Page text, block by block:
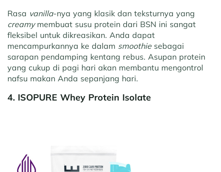
Rasa vanilla-nya yang klasik dan teksturnya yang
creamymembuat susu protein dari BSN ini sangat
fleksibel untuk dikreasikan. Anda dapat
mencampurkannya ke dalam smoothiesebagai
sarapan pendamping kentang rebus. Asupan protein
yang cukup di pagi hari akan membantu mengontrol
nafsu makan Anda sepanjang hari.
4. ISOPURE Whey Protein Isolate